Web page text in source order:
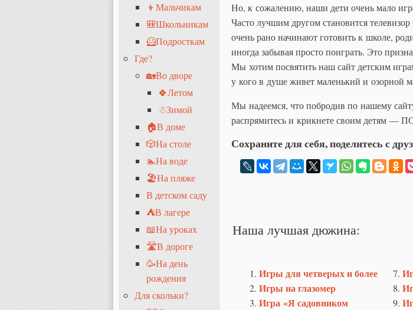
Но, к сожалению, наши дети очень мало
Часто лучшим другом становится
очень рано начинают готовить к школе,
иногда забывая просто поиграть. Это
Мы хотим посвятить наш сайт детским
у кого в душе живет маленький и озорной
Мы надеемся, что побродив по нашему
распрямитесь и крикнете своим детям
Сохраните для себя, поделитесь с
Наша лучшая дюжина:
Игры для четверых и более
Игры на глазомер
Игра «Я садовником
👦Мальчикам
🎒Школьникам
🦸Подросткам
Где?
🏡Во дворе
🍀Летом
☃Зимой
🏠В доме
🎲На столе
🏊На воде
🏖На пляже
В детском саду
⛺В лагере
📖На уроках
🛣В дороге
🥳На день
рождения
Для скольки?